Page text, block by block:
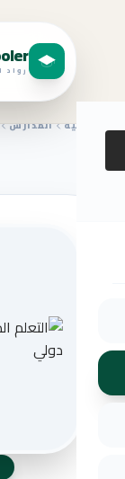
رواد
الرئيسية المدارس